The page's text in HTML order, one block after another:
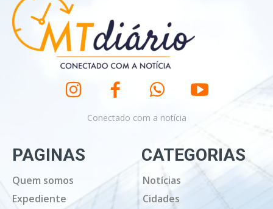
Conectado com a notícia
PAGINAS
Quem somos
Expediente
CATEGORIAS
Notícias
Cidades